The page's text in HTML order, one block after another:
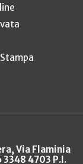
Via Flaminia
4703 P.I.